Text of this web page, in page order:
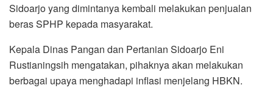
Sidoarjo yang dimintanya kembali melakukan penjualan
beras SPHP kepada masyarakat.
Kepala Dinas Pangan dan Pertanian Sidoarjo Eni
Rustianingsih mengatakan, pihaknya akan melakukan
berbagai upaya menghadapi inflasi menjelang HBKN.